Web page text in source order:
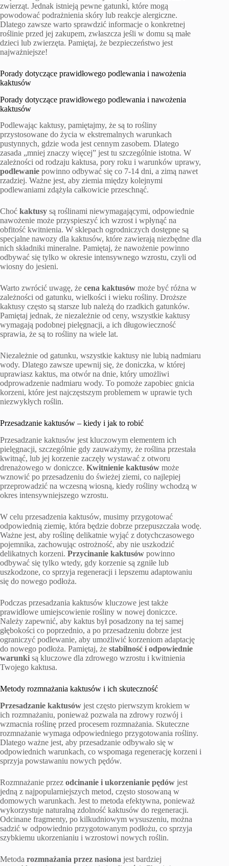
zwierząt. Jednak istnieją pewne gatunki, które mogą
powodować podrażnienia skóry lub reakcje alergiczne.
Dlatego zawsze warto sprawdzić informacje o konkretnej
roślinie przed jej zakupem, zwłaszcza jeśli w domu są małe
dzieci lub zwierzęta. Pamiętaj, że bezpieczeństwo jest
najważniejsze!
Porady dotyczące prawidłowego podlewania i nawożenia
kaktusów
Porady dotyczące prawidłowego podlewania i nawożenia
kaktusów
Podlewając kaktusy, pamiętajmy, że są to rośliny
przystosowane do życia w ekstremalnych warunkach
pustynnych, gdzie woda jest cennym zasobem. Dlatego
zasada „mniej znaczy więcej” jest tu szczególnie istotna. W
zależności od rodzaju kaktusa, pory roku i warunków uprawy,
podlewanie powinno odbywać się co 7-14 dni, a zimą nawet
rzadziej. Ważne jest, aby ziemia między kolejnymi
podlewaniami zdążyła całkowicie przeschnąć.
Choć kaktusy są roślinami niewymagającymi, odpowiednie
nawożenie może przyspieszyć ich wzrost i wpłynąć na
obfitość kwitnienia. W sklepach ogrodniczych dostępne są
specjalne nawozy dla kaktusów, które zawierają niezbędne dla
nich składniki mineralne. Pamiętaj, że nawożenie powinno
odbywać się tylko w okresie intensywnego wzrostu, czyli od
wiosny do jesieni.
Warto zwrócić uwagę, że cena kaktusów może być różna w
zależności od gatunku, wielkości i wieku rośliny. Droższe
kaktusy często są starsze lub należą do rzadkich gatunków.
Pamiętaj jednak, że niezależnie od ceny, wszystkie kaktusy
wymagają podobnej pielęgnacji, a ich długowieczność
sprawia, że są to rośliny na wiele lat.
Niezależnie od gatunku, wszystkie kaktusy nie lubią nadmiaru
wody. Dlatego zawsze upewnij się, że doniczka, w której
uprawiasz kaktus, ma otwór na dnie, który umożliwi
odprowadzenie nadmiaru wody. To pomoże zapobiec gnicia
korzeni, które jest najczęstszym problemem w uprawie tych
niezwykłych roślin.
Przesadzanie kaktusów – kiedy i jak to robić
Przesadzanie kaktusów jest kluczowym elementem ich
pielęgnacji, szczególnie gdy zauważymy, że roślina przestała
kwitnąć, lub jej korzenie zaczęły wystawać z otworu
drenażowego w doniczce. Kwitnienie kaktusów może
wznowić po przesadzeniu do świeżej ziemi, co najlepiej
przeprowadzić na wczesną wiosną, kiedy rośliny wchodzą w
okres intensywniejszego wzrostu.
W celu przesadzenia kaktusów, musimy przygotować
odpowiednią ziemię, która będzie dobrze przepuszczała wodę.
Ważne jest, aby roślinę delikatnie wyjąć z dotychczasowego
pojemnika, zachowując ostrożność, aby nie uszkodzić
delikatnych korzeni. Przycinanie kaktusów powinno
odbywać się tylko wtedy, gdy korzenie są zgniłe lub
uszkodzone, co sprzyja regeneracji i lepszemu adaptowaniu
się do nowego podłoża.
Podczas przesadzania kaktusów kluczowe jest także
prawidłowe umiejscowienie rośliny w nowej doniczce.
Należy zapewnić, aby kaktus był posadzony na tej samej
głębokości co poprzednio, a po przesadzeniu dobrze jest
ograniczyć podlewanie, aby umożliwić korzeniom adaptację
do nowego podłoża. Pamiętaj, że stabilność i odpowiednie
warunki są kluczowe dla zdrowego wzrostu i kwitnienia
Twojego kaktusa.
Metody rozmnażania kaktusów i ich skuteczność
Przesadzanie kaktusów jest często pierwszym krokiem w
ich rozmnażaniu, ponieważ pozwala na zdrowy rozwój i
wzmacnia roślinę przed procesem rozmnażania. Skuteczne
rozmnażanie wymaga odpowiedniego przygotowania rośliny.
Dlatego ważne jest, aby przesadzanie odbywało się w
odpowiednich warunkach, co wspomaga regenerację korzeni i
sprzyja powstawaniu nowych pędów.
Rozmnażanie przez odcinanie i ukorzenianie pędów jest
jedną z najpopularniejszych metod, często stosowaną w
domowych warunkach. Jest to metoda efektywna, ponieważ
wykorzystuje naturalną zdolność kaktusów do regeneracji.
Odcinane fragmenty, po kilkudniowym wysuszeniu, można
sadzić w odpowiednio przygotowanym podłożu, co sprzyja
szybkiemu ukorzenianiu i wzrostowi nowych roślin.
Metoda rozmnażania przez nasiona jest bardziej